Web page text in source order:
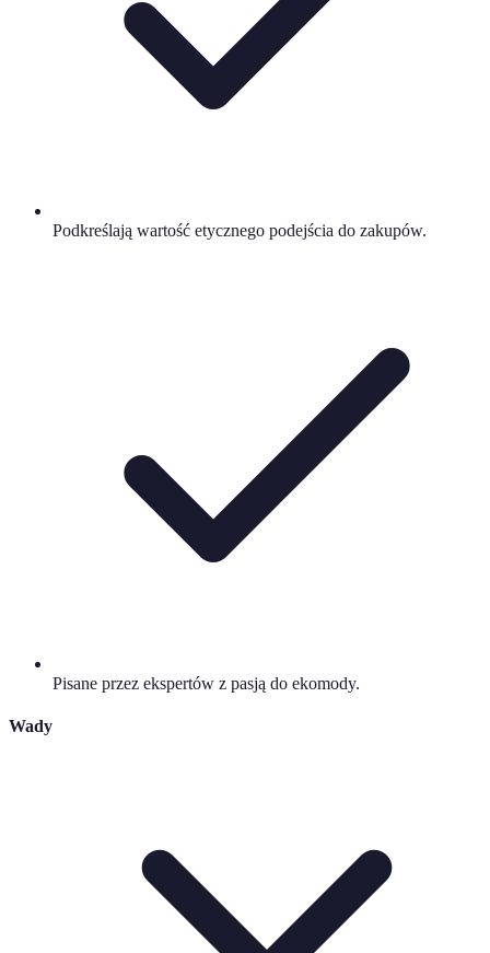
Podkreślają wartość etycznego podejścia do zakupów.
Pisane przez ekspertów z pasją do ekomody.
Wady